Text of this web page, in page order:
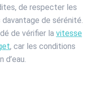
de respecter les
de sérénité.
de vérifier la vitesse
, car les conditions
d’eau.